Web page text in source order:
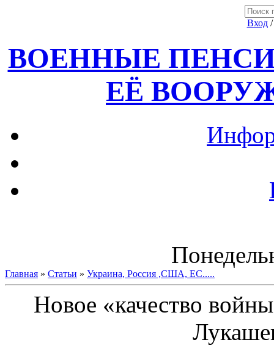
Вход
ВОЕННЫЕ
ЕЁ
Главная » Статьи » Украина, Россия ,США, ЕС.....
Новое «качество